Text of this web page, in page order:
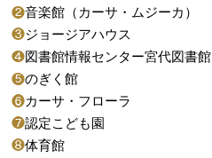
❷音楽館（カーサ・ムジーカ）
❸ジョージアハウス
❹図書館情報センター宮代図書館
❺のぎく館
❻カーサ・フローラ
❼認定こども園
❽体育館